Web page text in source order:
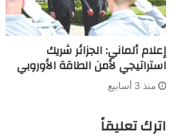
إعلام ألماني: الجزائر شريك
استراتيجي لأمن الطاقة الأوروبي
منذ 3 أسابيع
اترك تعليقاً